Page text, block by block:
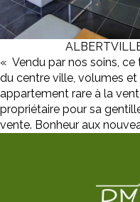
« Vendu par nos soins,
du centre ville, volumes et
appartement rare à la
propriétaire pour sa
vente. Bonheur aux